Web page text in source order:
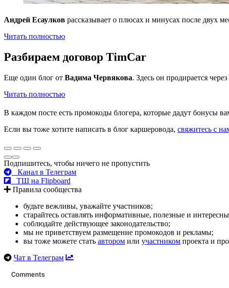
Андрей Есаулков рассказывает о плюсах и минусах после двух
Читать полностью
Разбираем договор TimCar
Еще один блог от Вадима Червякова. Здесь он продирается
Читать полностью
В каждом посте есть промокоды блогера, которые дадут бонусы
Если вы тоже хотите написать в блог каршеровода, свяжитесь с
Подпишитесь, чтобы ничего не пропустить
Канал в Телеграм
ТШ на Flipboard
Правила сообщества
будьте вежливы, уважайте участников;
старайтесь оставлять информативные, полезные и
соблюдайте действующее законодательство;
мы не приветствуем размещение промокодов и рекламы;
вы тоже можете стать автором или участником проекта и
Чат в Телеграм